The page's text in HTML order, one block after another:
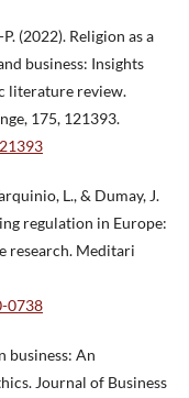
P. (2022). Religion as a
business: Insights
literature review.
175, 121393.
L., & Dumay, J.
regulation in Europe:
research. Meditari
0738
business: An
Journal of Business